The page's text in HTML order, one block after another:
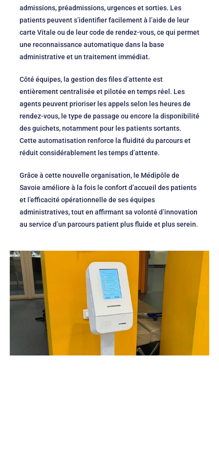
admissions, préadmissions, urgences et sorties. Les
patients peuvent s’identifier facilement à l’aide de leur
carte Vitale ou de leur code de rendez-vous, ce qui permet
une reconnaissance automatique dans la base
administrative et un traitement immédiat.
Côté équipes, la gestion des files d’attente est
entièrement centralisée et pilotée en temps réel. Les
agents peuvent prioriser les appels selon les heures de
rendez-vous, le type de passage ou encore la disponibilité
des guichets, notamment pour les patients sortants.
Cette automatisation renforce la fluidité du parcours et
réduit considérablement les temps d’attente.
Grâce à cette nouvelle organisation, le Médipôle de
Savoie améliore à la fois le confort d’accueil des patients
et l’efficacité opérationnelle de ses équipes
administratives, tout en affirmant sa volonté d’innovation
au service d’un parcours patient plus fluide et plus serein.